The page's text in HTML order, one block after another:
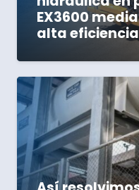
EX3600
alta eficiencia